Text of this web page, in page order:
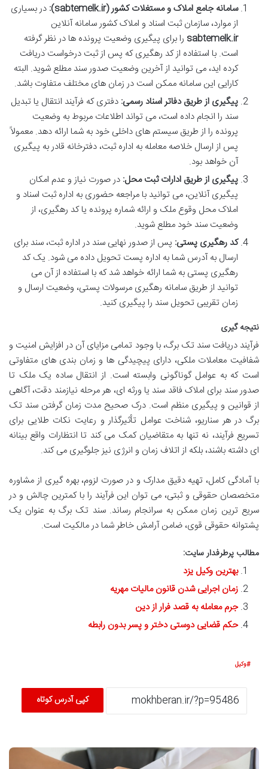
سامانه جامع املاک و مستغلات کشور (sabtemelk.ir):
در بسیاری
از موارد، سازمان ثبت اسناد و املاک کشور سامانه آنلاین
sabtemelk.ir را برای پیگیری وضعیت پرونده ها در نظر گرفته
است. با استفاده از کد رهگیری که پس از ثبت درخواست دریافت
کرده اید، می توانید از آخرین وضعیت صدور سند مطلع شوید. البته
کارایی این سامانه ممکن است در زمان های مختلف متفاوت باشد.
پیگیری از طریق دفاتر اسناد رسمی: دفتری که فرآیند انتقال یا تبدیل
سند را انجام داده است، می تواند اطلاعات مربوط به وضعیت
پرونده را از طریق سیستم های داخلی خود به شما ارائه دهد. معمولاً
پس از ارسال خلاصه معامله به اداره ثبت، دفترخانه قادر به پیگیری
آن خواهد بود.
پیگیری از طریق ادارات ثبت محل: در صورت نیاز و عدم امکان
پیگیری آنلاین، می توانید با مراجعه حضوری به اداره ثبت اسناد و
املاک محل وقوع ملک و ارائه شماره پرونده یا کد رهگیری، از
وضعیت سند خود مطلع شوید.
کد رهگیری پستی: پس از صدور نهایی سند در اداره ثبت، سند برای
ارسال به آدرس شما به اداره پست تحویل داده می شود. یک کد
رهگیری پستی به شما ارائه خواهد شد که با استفاده از آن می
توانید از طریق سامانه رهگیری مرسولات پستی، وضعیت ارسال و
زمان تقریبی تحویل سند را پیگیری کنید.
نتیجه گیری
فرآیند دریافت سند تک برگ، با وجود تمامی مزایای آن در افزایش امنیت و
شفافیت معاملات ملکی، دارای پیچیدگی ها و زمان بندی های متفاوتی
است که به عوامل گوناگونی وابسته است. از انتقال ساده یک ملک تا
صدور سند برای املاک فاقد سند یا ورثه ای، هر مرحله نیازمند دقت، آگاهی
از قوانین و پیگیری منظم است. درک صحیح مدت زمان گرفتن سند تک
برگ در هر سناریو، شناخت عوامل تأثیرگذار و رعایت نکات طلایی برای
تسریع فرآیند، نه تنها به متقاضیان کمک می کند تا انتظارات واقع بینانه
ای داشته باشند، بلکه از اتلاف زمان و انرژی نیز جلوگیری می کند.
با آمادگی کامل، تهیه دقیق مدارک و در صورت لزوم، بهره گیری از مشاوره
متخصصان حقوقی و ثبتی، می توان این فرآیند را با کمترین چالش و در
سریع ترین زمان ممکن به سرانجام رساند. سند تک برگ به عنوان یک
پشتوانه حقوقی قوی، ضامن آرامش خاطر شما در مالکیت است.
مطالب پرطرفدار سایت:
بهترین وکیل یزد
زمان اجرایی شدن قانون مالیات مهریه
جرم معامله به قصد فرار از دین
حکم قضایی دوستی دختر و پسر بدون رابطه
وکیل
کپی آدرس کوتاه